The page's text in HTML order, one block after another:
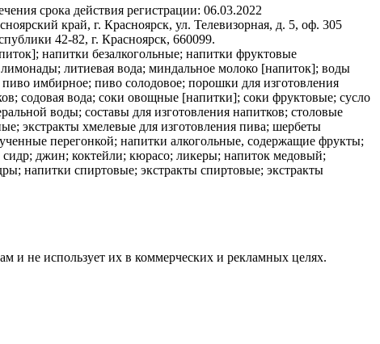
срока действия регистрации: 06.03.2022
край, г. Красноярск, ул. Телевизорная, д. 5, оф. 305
42-82, г. Красноярск, 660099.
напитки безалкогольные; напитки фруктовые
литиевая вода; миндальное молоко [напиток]; воды
имбирное; пиво солодовое; порошки для изготовления
содовая вода; соки овощные [напитки]; соки фруктовые; сусло
воды; составы для изготовления напитков; столовые
экстракты хмелевые для изготовления пива; шербеты
перегонкой; напитки алкогольные, содержащие фрукты;
джин; коктейли; кюрасо; ликеры; напиток медовый;
напитки спиртовые; экстракты спиртовые; экстракты
и не использует их в коммерческих и рекламных целях.